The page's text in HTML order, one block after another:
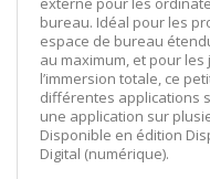
bureau. Idéal pour les
espace de bureau
au maximum, et pour
l’immersion totale, ce
différentes applications
une application sur
Disponible en édition
Digital (numérique).